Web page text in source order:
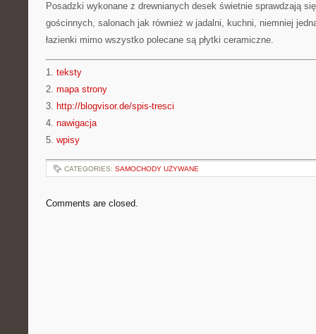
Posadzki wykonane z drewnianych desek świetnie sprawdzają
gościnnych, salonach jak również w jadalni, kuchni, niemniej
łazienki mimo wszystko polecane są płytki ceramiczne.
1. teksty
2. mapa strony
3. http://blogvisor.de/spis-tresci
4. nawigacja
5. wpisy
CATEGORIES: SAMOCHODY UŻYWANE
Comments are closed.